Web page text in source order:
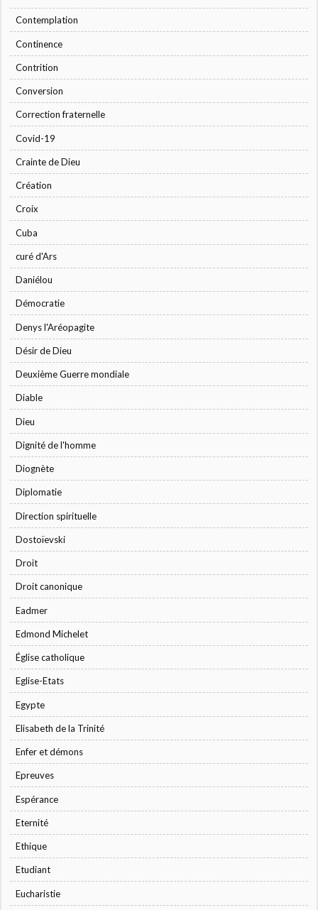
Contemplation
Continence
Contrition
Conversion
Correction fraternelle
Covid-19
Crainte de Dieu
Création
Croix
Cuba
curé d'Ars
Daniélou
Démocratie
Denys l'Aréopagite
Désir de Dieu
Deuxième Guerre mondiale
Diable
Dieu
Dignité de l'homme
Diognète
Diplomatie
Direction spirituelle
Dostoïevski
Droit
Droit canonique
Eadmer
Edmond Michelet
Église catholique
Eglise-Etats
Egypte
Elisabeth de la Trinité
Enfer et démons
Epreuves
Espérance
Eternité
Ethique
Etudiant
Eucharistie